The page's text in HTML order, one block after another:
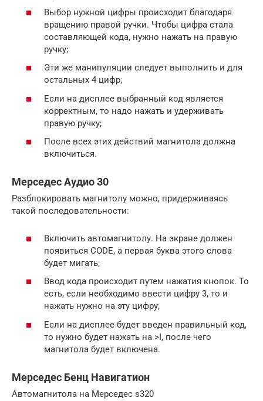
Выбор нужной цифры происходит благодаря
вращению правой ручки. Чтобы цифра стала
составляющей кода, нужно нажать на правую
ручку;
Эти же манипуляции следует выполнить и для
остальных 4 цифр;
Если на дисплее выбранный код является
корректным, то надо нажать и удерживать
правую ручку;
После всех этих действий магнитола должна
включиться.
Мерседес Аудио 30
Разблокировать магнитолу можно, придерживаясь
такой последовательности:
Включить автомагнитолу. На экране должен
появиться CODE, а первая буква этого слова
будет мигать;
Ввод кода происходит путем нажатия кнопок. То
есть, если необходимо ввести цифру 3, то и
нажать нужно на эту цифру;
Если на дисплее будет введен правильный код,
то нужно будет нажать на >I, после чего
магнитола будет включена.
Мерседес Бенц Навигатион
Автомагнитола на Мерседес s320